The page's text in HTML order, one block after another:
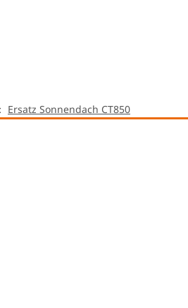
Ersatz Sonnendach CT850